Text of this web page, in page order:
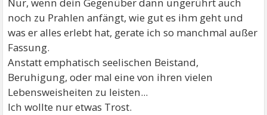
Nur, wenn dein Gegenüber dann ungerührt auch
noch zu Prahlen anfängt, wie gut es ihm geht und
was er alles erlebt hat, gerate ich so manchmal außer
Fassung.
Anstatt emphatisch seelischen Beistand,
Beruhigung, oder mal eine von ihren vielen
Lebensweisheiten zu leisten...
Ich wollte nur etwas Trost.